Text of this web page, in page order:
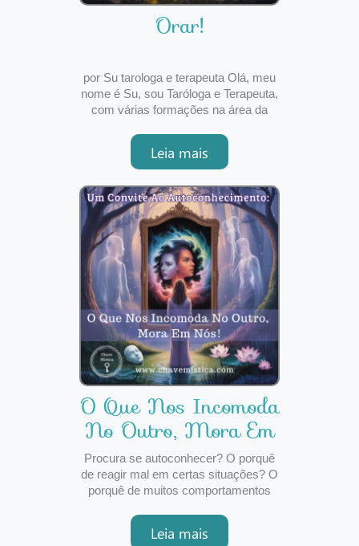
Orar!
por Su tarologa e terapeuta Olá, meu
nome é Su, sou Taróloga e Terapeuta,
com várias formações na área da
mais sobre este tema, de forma
bastante simples e sucinta.Este é um
texto original, escrito por mim, espero
que o/a ajude de alguma forma. Não
acredito em si
Leia mais
O Que Nos Incomoda
No Outro, Mora Em
Nós!
Procura se autoconhecer? O porquê
de reagir mal em certas situações? O
porquê de muitos comportamentos
tanto mau estar e incómodo?Leia este
artigo, e veja como o porquê e como
Leia mais